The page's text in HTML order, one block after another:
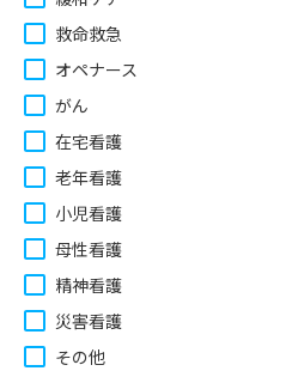
救命救急
オペナース
がん
在宅看護
老年看護
小児看護
母性看護
精神看護
災害看護
その他